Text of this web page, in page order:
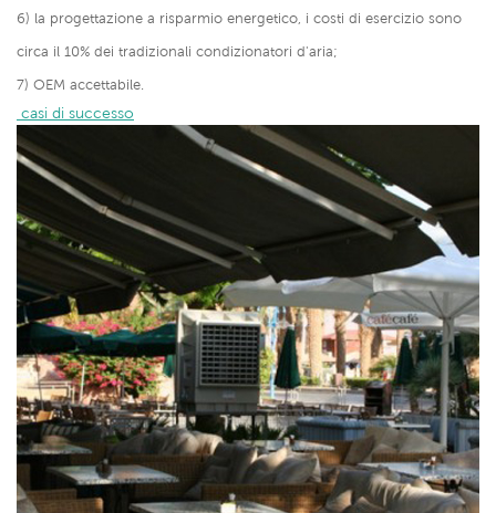
6) la progettazione a risparmio energetico, i costi di esercizio sono
circa il 10% dei tradizionali condizionatori d'aria;
7) OEM accettabile.
casi di successo